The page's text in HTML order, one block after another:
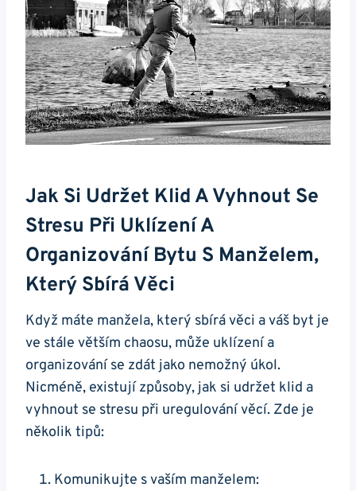
Jak Si Udržet Klid A Vyhnout Se
Stresu Při Uklízení A
Organizování Bytu S Manželem,
Který Sbírá Věci
Když máte manžela, který sbírá věci a váš byt je
ve stále větším chaosu, může uklízení a
organizování se zdát jako nemožný úkol.
Nicméně, existují způsoby, jak si udržet klid a
vyhnout se stresu při uregulování věcí. Zde je
několik tipů:
Komunikujte s vaším manželem: